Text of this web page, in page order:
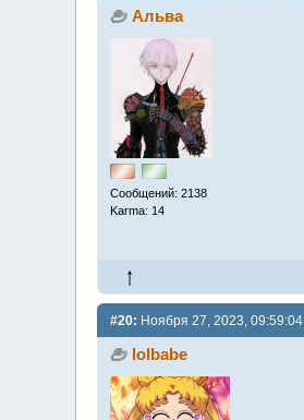
Альва
Сообщений: 2138
Karma: 14
#20: Ноября 27, 2023, 09:59:04
lolbabe